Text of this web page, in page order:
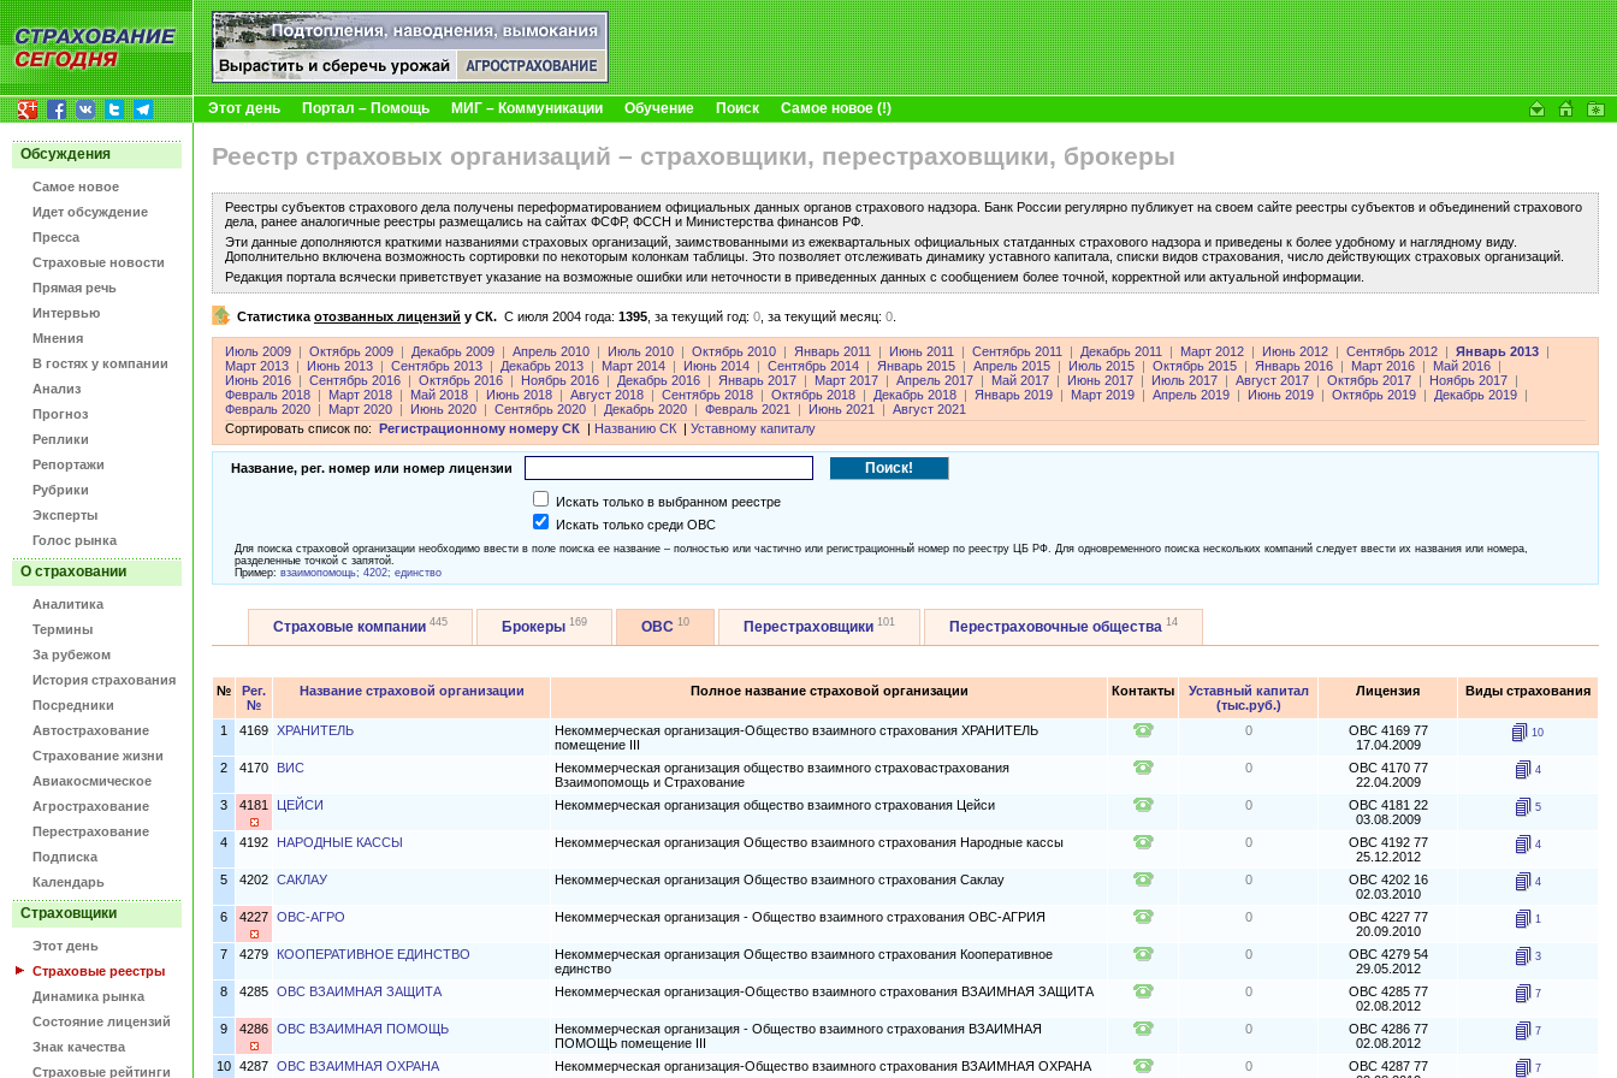
Этот день Портал – Помощь МИГ – Коммуникации Обучение Поиск Самое новое (!)
Обсуждения
Самое новое
Идет обсуждение
Пресса
Страховые новости
Прямая речь
Интервью
Мнения
В гостях у компании
Анализ
Прогноз
Реплики
Репортажи
Рубрики
Эксперты
Голос рынка
О страховании
Аналитика
Термины
За рубежом
История страхования
Посредники
Автострахование
Страхование жизни
Авиакосмическое
Агрострахование
Перестрахование
Подписка
Календарь
Страховщики
Этот день
Страховые реестры
Динамика рынка
Состояние лицензий
Знак качества
Страховые рейтинги
Реестр страховых организаций – страховщики, перестраховщики, брокеры
Реестры субъектов страхового дела получены переформатированием официальных данных органов страхового надзора. Банк России регулярно публикует на своем сайте реестры субъектов и объединений страхового
дела, ранее аналогичные реестры размещались на сайтах ФСФР, ФССН и Министерства финансов РФ.
Эти данные дополняются краткими названиями страховых организаций, заимствованными из ежеквартальных официальных статданных страхового надзора и приведены к более удобному и наглядному виду.
Дополнительно включена возможность сортировки по некоторым колонкам таблицы. Это позволяет отслеживать динамику уставного капитала, списки видов страхования, число действующих страховых организаций.
Редакция портала всячески приветствует указание на возможные ошибки или неточности в приведенных данных с сообщением более точной, корректной или актуальной информации.
Статистика отозванных лицензий у СК. C июля 2004 года: 1395 за текущий год: 0 за текущий месяц: 0
Июль 2009 Октябрь 2009 Декабрь 2009 Апрель 2010 Июль 2010 Октябрь 2010 Январь 2011 Июнь 2011 Сентябрь 2011 Декабрь 2011 Март 2012 Июнь 2012 Сентябрь 2012 Январь 2013
Март 2013
Июнь 2013 Сентябрь 2013 Декабрь 2013 Март 2014 Июнь 2014 Сентябрь 2014 Январь 2015 Апрель 2015 Июль 2015 Октябрь 2015 Январь 2016 Март 2016 Май 2016
Июнь 2016
Сентябрь 2016 Октябрь 2016 Ноябрь 2016 Декабрь 2016 Январь 2017 Март 2017 Апрель 2017 Май 2017 Июнь 2017 Июль 2017 Август 2017 Октябрь 2017 Ноябрь 2017
Февраль 2018
Март 2018 Май 2018 Июнь 2018 Август 2018 Сентябрь 2018 Октябрь 2018 Декабрь 2018 Январь 2019 Март 2019 Апрель 2019 Июнь 2019 Октябрь 2019 Декабрь 2019
Февраль 2020
Март 2020 Июнь 2020 Сентябрь 2020 Декабрь 2020 Февраль 2021 Июнь 2021
Август 2021
Сортировать список по:
Регистрационному номеру СК Названию СК Уставному капиталу
Название, рег. номер или номер лицензии
Искать только в выбранном реестре
Искать только среди ОВС
Для поиска страховой организации необходимо ввести в поле поиска ее название – полностью или частично или регистрационный номер по реестру ЦБ РФ. Для одновременного поиска нескольких компаний следует ввести их названия или номера,
разделенные точкой с запятой.
Пример: взаимопомощь; 4202; единство
Страховые компании 445 Брокеры 169 ОВС 10 Перестраховщики 101 Перестраховочные общества 14
№
Рег.
№
Название страховой организации Полное название страховой организации Контакты
Уставный капитал
(тыс.руб.)
Лицензия Виды страхования
1 4169 ХРАНИТЕЛЬ
Некоммерческая организация-Общество взаимного страхования ХРАНИТЕЛЬ
помещение III
0
ОВС 4169 77
17.04.2009
10
2 4170 ВИС
Некоммерческая организация общество взаимного страховастрахования
Взаимопомощь и Страхование
0
ОВС 4170 77
22.04.2009
4
3 4181 ЦЕЙСИ Некоммерческая организация общество взаимного страхования Цейси 0
ОВС 4181 22
03.08.2009
5
4 4192 НАРОДНЫЕ КАССЫ Некоммерческая организация Общество взаимного страхования Народные кассы 0
ОВС 4192 77
25.12.2012
4
5 4202 САКЛАУ Некоммерческая организация Общество взаимного страхования Саклау 0
ОВС 4202 16
02.03.2010
4
6 4227 ОВС-АГРО Некоммерческая организация - Общество взаимного страхования ОВС-АГРИЯ 0
ОВС 4227 77
20.09.2010
1
7 4279 КООПЕРАТИВНОЕ ЕДИНСТВО
Некоммерческая организация Общество взаимного страхования Кооперативное
единство
0
ОВС 4279 54
29.05.2012
3
8 4285 ОВС ВЗАИМНАЯ ЗАЩИТА Некоммерческая организация-Общество взаимного страхования ВЗАИМНАЯ ЗАЩИТА 0
ОВС 4285 77
02.08.2012
7
9 4286 ОВС ВЗАИМНАЯ ПОМОЩЬ
Некоммерческая организация - Общество взаимного страхования ВЗАИМНАЯ
ПОМОЩЬ помещение III
0
ОВС 4286 77
02.08.2012
7
10 4287 ОВС ВЗАИМНАЯ ОХРАНА Некоммерческая организация-Общество взаимного страхования ВЗАИМНАЯ ОХРАНА 0
ОВС 4287 77
7